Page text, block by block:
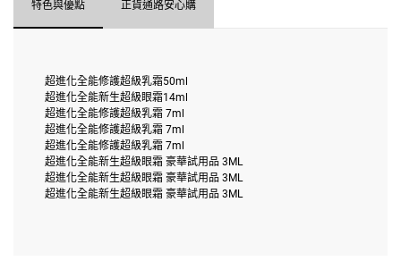
特色與優點 正貨通路安心購
超進化全能修護超級乳霜50ml
超進化全能新生超級眼霜14ml
超進化全能修護超級乳霜 7ml
超進化全能修護超級乳霜 7ml
超進化全能修護超級乳霜 7ml
超進化全能新生超級眼霜 豪華試用品 3ML
超進化全能新生超級眼霜 豪華試用品 3ML
超進化全能新生超級眼霜 豪華試用品 3ML